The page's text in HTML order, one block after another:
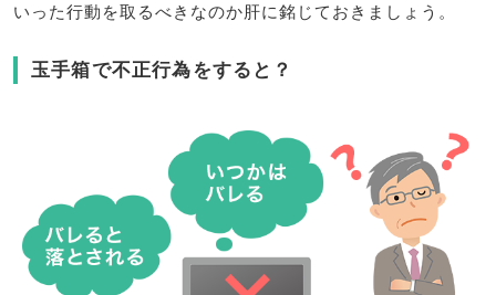
いった行動を取るべきなのか肝に銘じておきましょう。
玉手箱で不正行為をすると？